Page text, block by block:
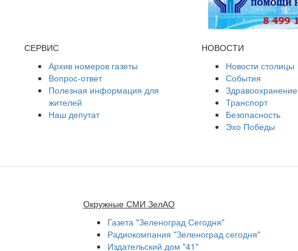
СЕРВИС
Архив номеров газеты
Вопрос-ответ
Полезная информация для
жителей
Наш депутат
НОВОСТИ
Новости столицы
События
Здравоохранение
Транспорт
Безопасность
Эхо Победы
Окружные СМИ ЗелАО
Газета "Зеленоград Сегодня"
Радиокомпания "Зеленоград сегодня"
Издательский дом "41"